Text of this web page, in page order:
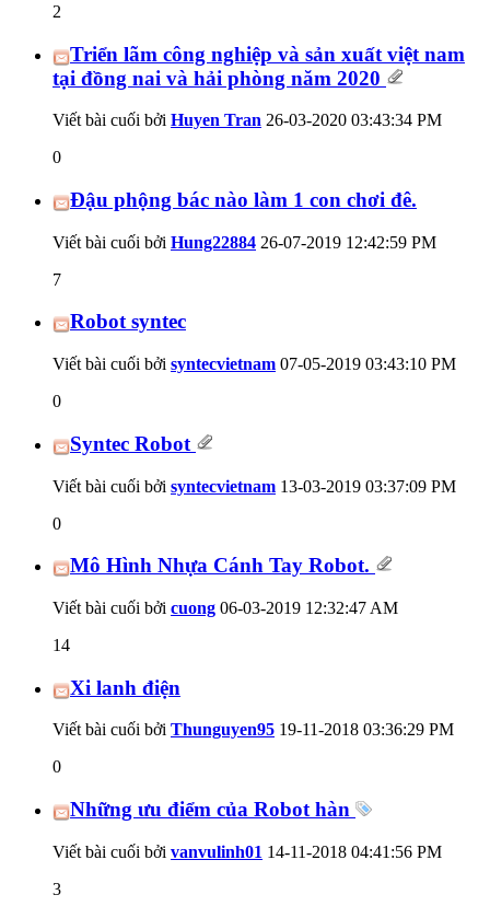
2
Triển lãm công nghiệp và sản xuất việt nam
tại đồng nai và hải phòng năm 2020
Viết bài cuối bởi Huyen Tran 26-03-2020 03:43:34 PM
0
Đậu phộng bác nào làm 1 con chơi đê.
Viết bài cuối bởi Hung22884 26-07-2019 12:42:59 PM
7
Robot syntec
Viết bài cuối bởi syntecvietnam 07-05-2019 03:43:10 PM
0
Syntec Robot
Viết bài cuối bởi syntecvietnam 13-03-2019 03:37:09 PM
0
Mô Hình Nhựa Cánh Tay Robot.
Viết bài cuối bởi cuong 06-03-2019 12:32:47 AM
14
Xi lanh điện
Viết bài cuối bởi Thunguyen95 19-11-2018 03:36:29 PM
0
Những ưu điểm của Robot hàn
Viết bài cuối bởi vanvulinh01 14-11-2018 04:41:56 PM
3